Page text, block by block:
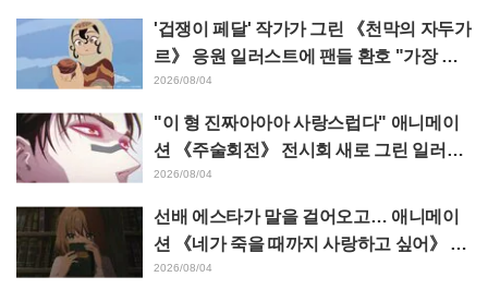
로잉 공개에 화제
'겁쟁이 페달' 작가가 그린 《천막의 자두가
르》 응원 일러스트에 팬들 환호 "가장 평
소 그림체가 다른 사람이 그리면 이렇게 된
다"
2026/08/04
"이 형 진짜아아아 사랑스럽다" 애니메이
션 《주술회전》 전시회 새로 그린 일러스
트에서 이타도리 유지에게 다가가는 초소
에 팬들 환호
2026/08/04
선배 에스타가 말을 걸어오고… 애니메이
션 《네가 죽을 때까지 사랑하고 싶어》 제
5화 줄거리·장면 컷·WEB 예고·에피소드
2026/08/04